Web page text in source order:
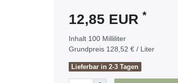
12,85 EUR *
Inhalt 100 Milliliter
Grundpreis 128,52 € / Liter
Lieferbar in 2-3 Tagen